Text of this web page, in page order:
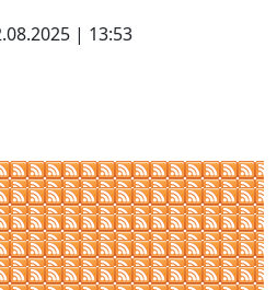
| 13:53